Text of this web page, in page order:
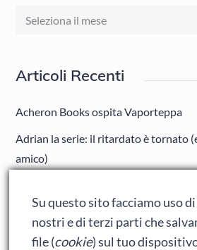
Archivi
Articoli Recenti
Acheron Books ospita Vaporteppa
Adrian la serie: il ritardato è tornato
amico)
Ralph spacca Internet: analisi del film
Bumblebee: un buon film dei
Su questo sito facciamo uso
nostri e di terzi parti che
file (cookie) sul tuo